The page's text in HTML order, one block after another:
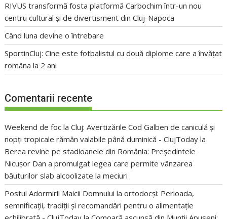
RIVUS transformă fosta platformă Carbochim într-un nou
centru cultural și de divertisment din Cluj-Napoca
Când luna devine o întrebare
SportinCluj: Cine este fotbalistul cu două diplome care a învățat
româna la 2 ani
Comentarii recente
Weekend de foc la Cluj: Avertizările Cod Galben de caniculă și
nopți tropicale rămân valabile până duminică - ClujToday la
Berea revine pe stadioanele din România: Președintele
Nicușor Dan a promulgat legea care permite vânzarea
băuturilor slab alcoolizate la meciuri
Postul Adormirii Maicii Domnului la ortodocși: Perioada,
semnificații, tradiții și recomandări pentru o alimentație